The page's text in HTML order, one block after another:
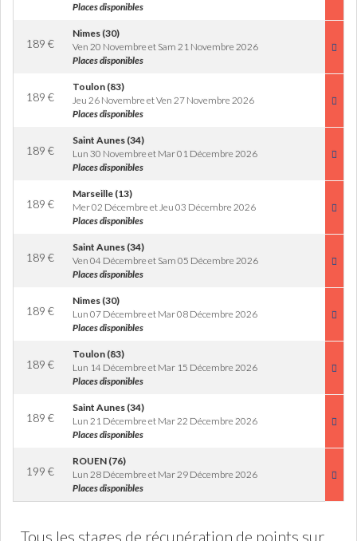
Places disponibles
189 €
Nimes (30)
Ven 20 Novembre et Sam 21 Novembre 2026
Places disponibles
189 €
Toulon (83)
Jeu 26 Novembre et Ven 27 Novembre 2026
Places disponibles
189 €
Saint Aunes (34)
Lun 30 Novembre et Mar 01 Décembre 2026
Places disponibles
189 €
Marseille (13)
Mer 02 Décembre et Jeu 03 Décembre 2026
Places disponibles
189 €
Saint Aunes (34)
Ven 04 Décembre et Sam 05 Décembre 2026
Places disponibles
189 €
Nimes (30)
Lun 07 Décembre et Mar 08 Décembre 2026
Places disponibles
189 €
Toulon (83)
Lun 14 Décembre et Mar 15 Décembre 2026
Places disponibles
189 €
Saint Aunes (34)
Lun 21 Décembre et Mar 22 Décembre 2026
Places disponibles
199 €
ROUEN (76)
Lun 28 Décembre et Mar 29 Décembre 2026
Places disponibles
Tous les stages de récupération de points sur